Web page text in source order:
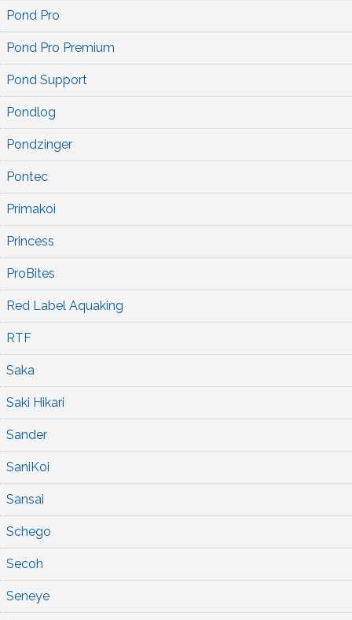
Pond Pro
Pond Pro Premium
Pond Support
Pondlog
Pondzinger
Pontec
Primakoi
Princess
ProBites
Red Label Aquaking
RTF
Saka
Saki Hikari
Sander
SaniKoi
Sansai
Schego
Secoh
Seneye